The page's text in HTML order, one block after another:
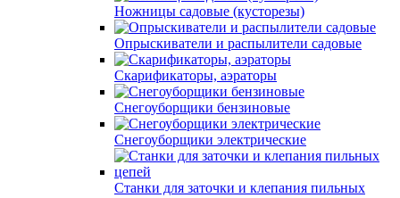
Ножницы садовые (кусторезы)
Опрыскиватели и распылители садовые
Скарификаторы, аэраторы
Снегоуборщики бензиновые
Снегоуборщики электрические
Станки для заточки и клепания пильных